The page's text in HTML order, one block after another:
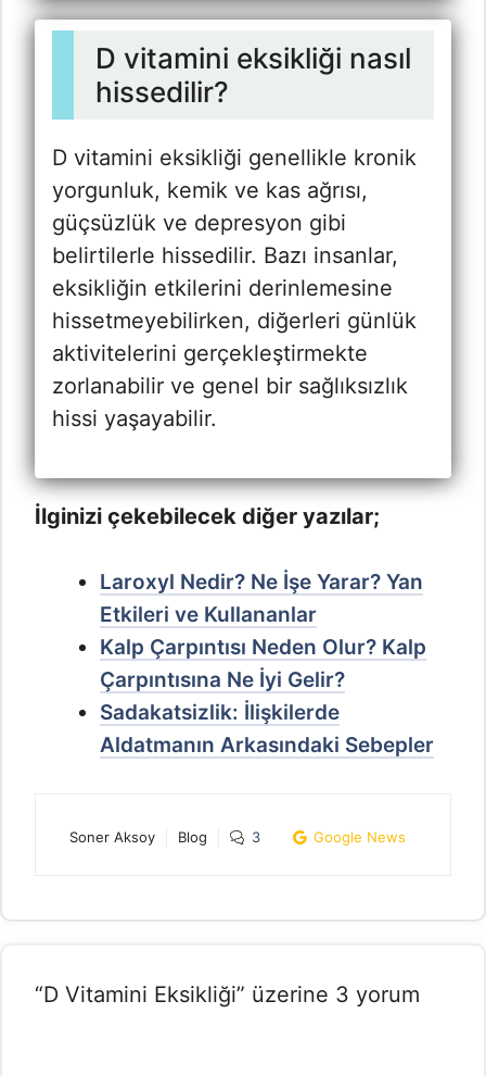
D vitamini eksikliği nasıl
hissedilir?
D vitamini eksikliği genellikle kronik
yorgunluk, kemik ve kas ağrısı,
güçsüzlük ve depresyon gibi
belirtilerle hissedilir. Bazı insanlar,
eksikliğin etkilerini derinlemesine
hissetmeyebilirken, diğerleri günlük
aktivitelerini gerçekleştirmekte
zorlanabilir ve genel bir sağlıksızlık
hissi yaşayabilir.
İlginizi çekebilecek diğer yazılar;
Laroxyl Nedir? Ne İşe Yarar? Yan
Etkileri ve Kullananlar
Kalp Çarpıntısı Neden Olur? Kalp
Çarpıntısına Ne İyi Gelir?
Sadakatsizlik: İlişkilerde
Aldatmanın Arkasındaki Sebepler
Soner Aksoy Blog 3 Google News
“D Vitamini Eksikliği” üzerine 3 yorum